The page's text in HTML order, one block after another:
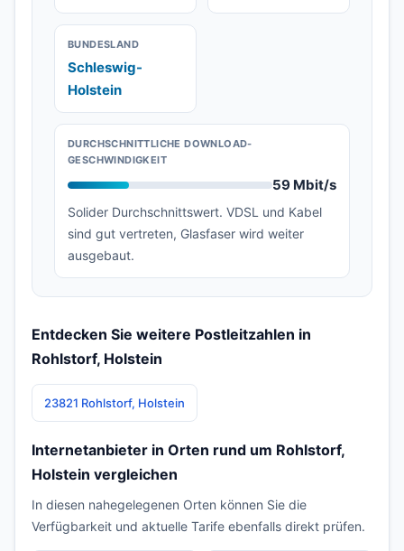
BUNDESLAND
Schleswig-
Holstein
DURCHSCHNITTLICHE DOWNLOAD-
GESCHWINDIGKEIT
59 Mbit/s
Solider Durchschnittswert. VDSL und Kabel
sind gut vertreten, Glasfaser wird weiter
ausgebaut.
Entdecken Sie weitere Postleitzahlen in
Rohlstorf, Holstein
23821 Rohlstorf, Holstein
Internetanbieter in Orten rund um Rohlstorf,
Holstein vergleichen
In diesen nahegelegenen Orten können Sie die
Verfügbarkeit und aktuelle Tarife ebenfalls direkt prüfen.